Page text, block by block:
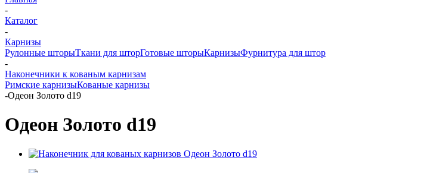
-
Каталог
-
Карнизы
Рулонные шторыТкани для шторГотовые шторыКарнизыФурнитура для штор
-
Наконечники к кованым карнизам
Римские карнизыКованые карнизы
-Одеон Золото d19
Одеон Золото d19